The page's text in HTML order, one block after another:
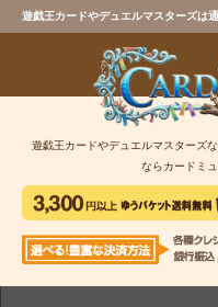
遊戯王カードやデュエルマスターズは
遊戯王カードやデュエルマスターズ
ならカードミ